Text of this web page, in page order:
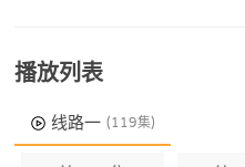
播放列表
线路一 (119集)